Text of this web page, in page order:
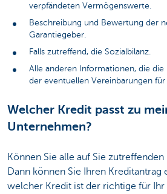
verpfändeten Vermögenswerte.
Beschreibung und Bewertung der
Garantiegeber.
Falls zutreffend, die Sozialbilanz.
Alle anderen Informationen, die die
der eventuellen Vereinbarungen
Welcher Kredit passt zu
Unternehmen?
Können Sie alle auf Sie
Dann können Sie Ihren Kreditantrag
welcher Kredit ist der richtige für